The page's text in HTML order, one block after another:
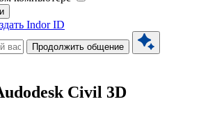
Indor ID
Продолжить общение
Civil 3D